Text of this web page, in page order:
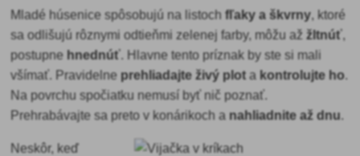
Mladé húsenice spôsobujú na listochfľaky a škvrny, ktoré
sa odlišujú rôznymi odtieňmi zelenej farby, môžu ažžltnúť,
postupne hnednúť. Hlavne tento príznak by ste si mali
všímať. Pravidelneprehliadajte živý plot a kontrolujte ho.
Na povrchu spočiatku nemusí byť nič poznať.
Prehrabávajte sa preto v konárikoch anahliadnite až dnu.
Neskôr, keď